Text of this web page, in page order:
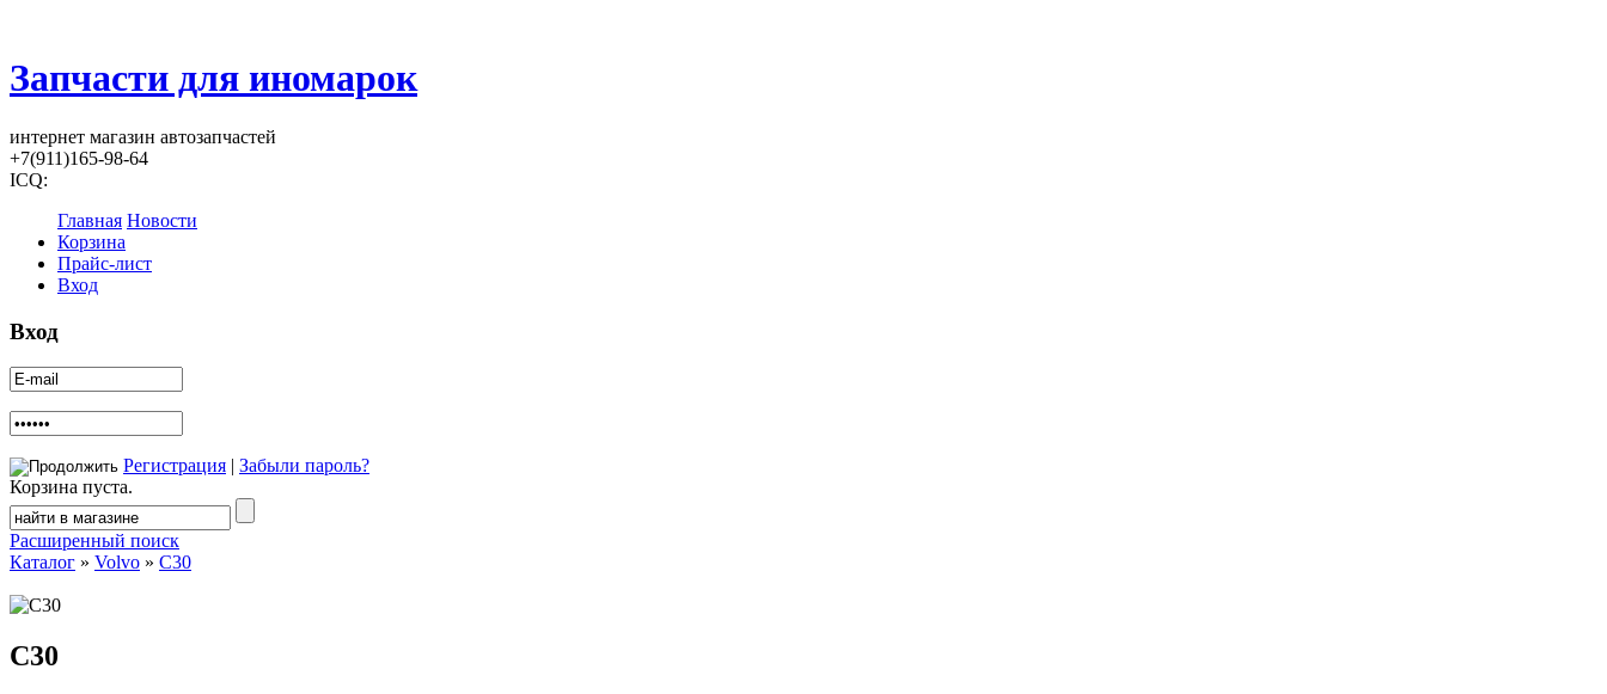
Запчасти для иномарок
интернет магазин автозапчастей
+7(911)165-98-64
ICQ:
Главная Новости
Корзина
Прайс-лист
Вход
Вход
Регистрация | Забыли пароль?
Корзина пуста.
Расширенный поиск
Каталог » Volvo » C30
C30